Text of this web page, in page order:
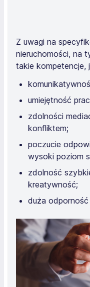
Z uwagi na
nieruchomości, na
takie kompetencje,
umiejętność
zdolności
konfliktem;
poczucie
wysoki poziom
zdolność
kreatywność;
duża odporność